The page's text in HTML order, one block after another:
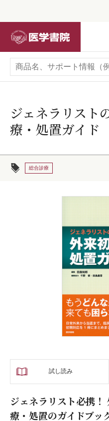
ジェネラリスト
療・処置ガイド
総合診療
試し読み
ジェネラリスト必携
療・処置のガイドブッ